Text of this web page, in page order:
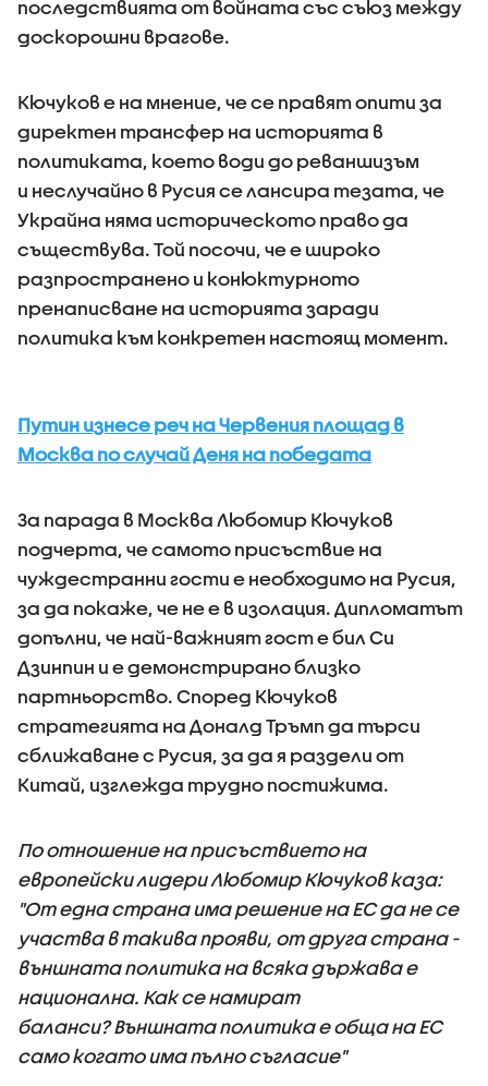
последствията от войната със съюз между
доскорошни врагове.
Кючуков е на мнение, че се правят опити за
директен трансфер на историята в
политиката, което води до реваншизъм
и неслучайно в Русия се лансира тезата, че
Украйна няма историческото право да
съществува. Той посочи, че е широко
разпространено и конюктурното
пренаписване на историята заради
политика към конкретен настоящ момент.
Путин изнесе реч на Червения площад в
Москва по случай Деня на победата
За парада в Москва Любомир Кючуков
подчерта, че самото присъствие на
чуждестранни гости е необходимо на Русия,
за да покаже, че не е в изолация. Дипломатът
допълни, че най-важният гост е бил Си
Дзинпин и е демонстрирано близко
партньорство. Според Кючуков
стратегията на Доналд Тръмп да търси
сближаване с Русия, за да я раздели от
Китай, изглежда трудно постижима.
По отношение на присъствието на
европейски лидери Любомир Кючуков каза:
"От една страна има решение на ЕС да не се
участва в такива прояви, от друга страна -
външната политика на всяка държава е
национална. Как се намират
баланси? Външната политика е обща на ЕС
само когато има пълно съгласие"